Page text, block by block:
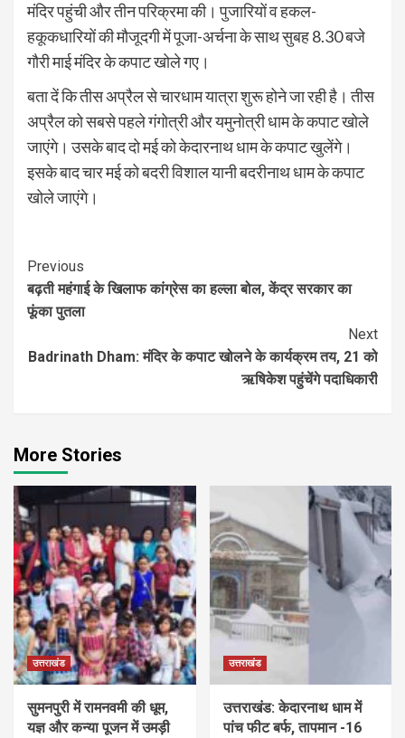
मंदिर पहुंची और तीन परिक्रमा की। पुजारियों व हकल-
हकूकधारियों की मौजूदगी में पूजा-अर्चना के साथ सुबह 8.30 बजे
गौरी माई मंदिर के कपाट खोले गए।
बता दें कि तीस अप्रैल से चारधाम यात्रा शुरू होने जा रही है। तीस
अप्रैल को सबसे पहले गंगोत्री और यमुनोत्री धाम के कपाट खोले
जाएंगे। उसके बाद दो मई को केदारनाथ धाम के कपाट खुलेंगे।
इसके बाद चार मई को बदरी विशाल यानी बदरीनाथ धाम के कपाट
खोले जाएंगे।
Continue
Reading
Previous
बढ़ती महंगाई के खिलाफ कांग्रेस का हल्ला बोल, केंद्र सरकार का
फूंका पुतला
Next
Badrinath Dham: मंदिर के कपाट खोलने के कार्यक्रम तय, 21 को
ऋषिकेश पहुंचेंगे पदाधिकारी
More Stories
उत्तराखंड
सुमनपुरी में रामनवमी की धूम,
यज्ञ और कन्या पूजन में उमड़ी
उत्तराखंड
उत्तराखंड: केदारनाथ धाम में
पांच फीट बर्फ, तापमान -16